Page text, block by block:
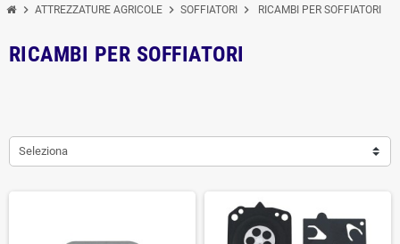
chevron_right ATTREZZATURE AGRICOLE chevron_right SOFFIATORI chevron_right RICAMBI PER SOFFIATORI
RICAMBI PER SOFFIATORI
Seleziona